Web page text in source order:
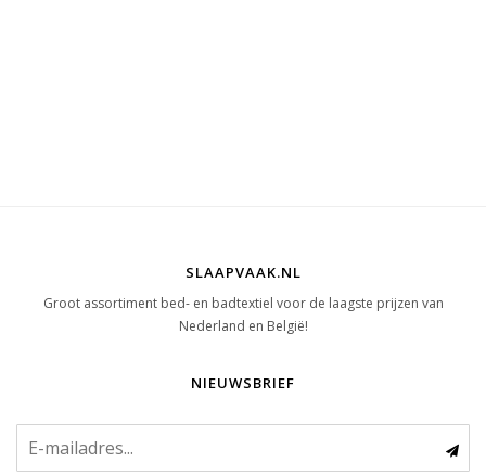
SLAAPVAAK.NL
Groot assortiment bed- en badtextiel voor de laagste prijzen van
Nederland en België!
NIEUWSBRIEF